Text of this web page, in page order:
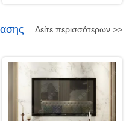
Δείτε περισσότερων >>